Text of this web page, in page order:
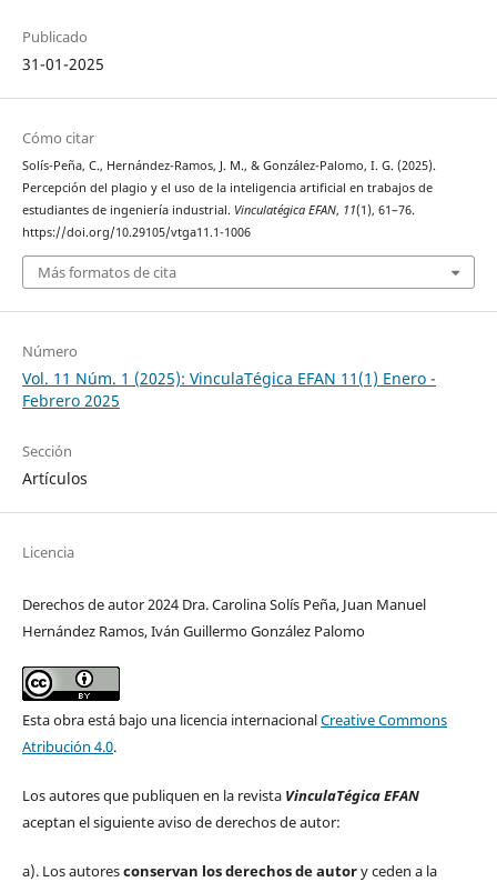
Publicado
31-01-2025
Cómo citar
Solís-Peña, C., Hernández-Ramos, J. M., & González-Palomo, I. G. (2025).
Percepción del plagio y el uso de la inteligencia artificial en trabajos de
estudiantes de ingeniería industrial. Vinculatégica EFAN, 11(1), 61–76.
https://doi.org/10.29105/vtga11.1-1006
Más formatos de cita
Número
Vol. 11 Núm. 1 (2025): VinculaTégica EFAN 11(1) Enero -
Febrero 2025
Sección
Artículos
Licencia
Derechos de autor 2024 Dra. Carolina Solís Peña, Juan Manuel
Hernández Ramos, Iván Guillermo González Palomo
Esta obra está bajo una licencia internacionalCreative Commons
Atribución 4.0.
Los autores que publiquen en la revista VinculaTégica EFAN
aceptan el siguiente aviso de derechos de autor:
a). Los autoresconservan los derechos de autory ceden a la